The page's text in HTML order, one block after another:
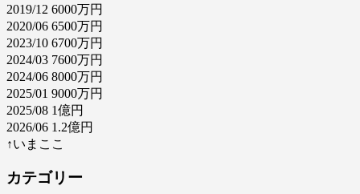
2019/12 6000万円
2020/06 6500万円
2023/10 6700万円
2024/03 7600万円
2024/06 8000万円
2025/01 9000万円
2025/08 1億円
2026/06 1.2億円
↑いまここ
カテゴリー